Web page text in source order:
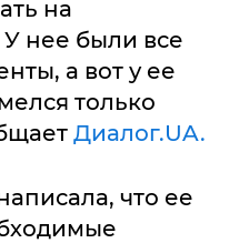
на
нее были все
а вот у ее
только
Диалог.UA.
что ее